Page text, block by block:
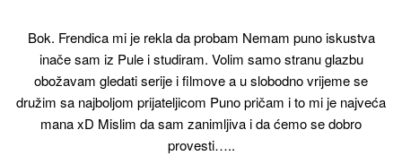
Bok. Frendica mi je rekla da probam Nemam puno iskustva
inače sam iz Pule i studiram. Volim samo stranu glazbu
obožavam gledati serije i filmove a u slobodno vrijeme se
družim sa najboljom prijateljicom Puno pričam i to mi je najveća
mana xD Mislim da sam zanimljiva i da ćemo se dobro
provesti…..